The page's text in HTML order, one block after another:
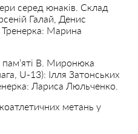
серед юнаків. Склад
Галай, Денис
Марина
памʼяті В. Миронюка
U-13): Ілля Затонських
Лариса Люльченко.
метань у